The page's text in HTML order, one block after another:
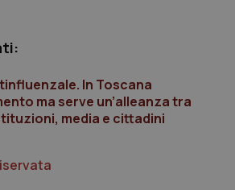
Giulia
coronaropatie
In Toscana
ma serve un’alleanza tra
media e cittadini